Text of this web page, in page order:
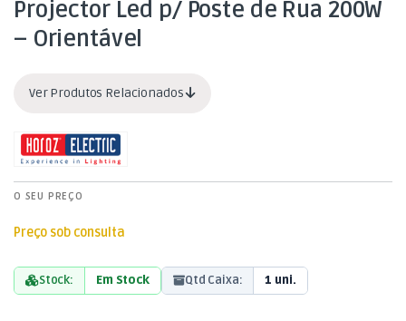
Projector Led p/ Poste de Rua 200W
– Orientável
Ver Produtos Relacionados
O SEU PREÇO
Preço sob consulta
Stock: Em Stock Qtd Caixa: 1 uni.